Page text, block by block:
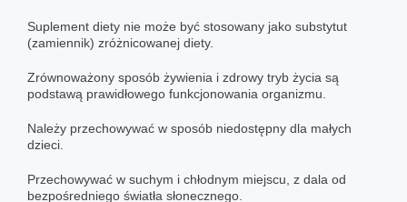
Suplement diety nie może być stosowany jako substytut
(zamiennik) zróżnicowanej diety.
Zrównoważony sposób żywienia i zdrowy tryb życia są
podstawą prawidłowego funkcjonowania organizmu.
Należy przechowywać w sposób niedostępny dla małych
dzieci.
Przechowywać w suchym i chłodnym miejscu, z dala od
bezpośredniego światła słonecznego.